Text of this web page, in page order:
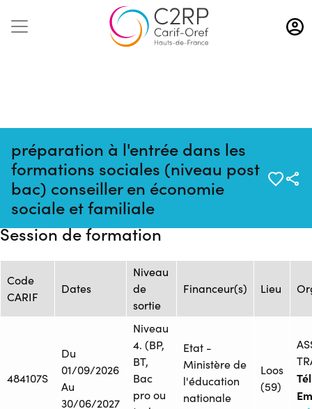
Aller
au
contenu
préparation à l'entrée dans les
formations sociales (niveau post
bac) conseiller en économie
sociale et familiale
Mise à jour
09/08/2026
Formation :
ONISEP_FOR.331_AF.82330_ELTENS.82285
Session de formation
Code
CARIF
Dates
Niveau
de
sortie
Financeur(s) Lieu
484107S
Du
01/09/2026
Au
30/06/2027
Niveau
4. (BP,
BT,
Bac
pro ou
Etat -
Ministère de
l'éducation
nationale
Loos
(59)